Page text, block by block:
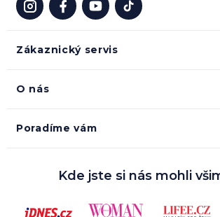
Zákaznický servis
O nás
Poradíme vám
Kde jste si nás mohli